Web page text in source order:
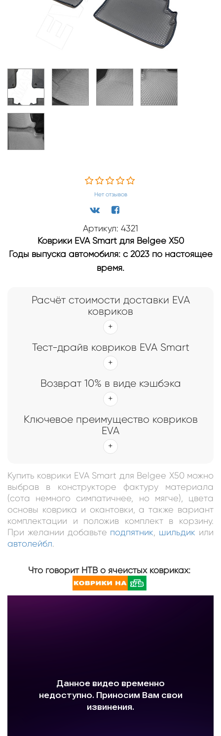
Нет отзывов
Артикул: 4321
Коврики EVA Smart для Belgee X50
Годы выпуска автомобиля: с 2023 по настоящее
время.
Расчёт стоимости доставки EVA
ковриков
Тест-драйв ковриков EVA Smart
Возврат 10% в виде кэшбэка
Ключевое преимущество ковриков
EVA
Купить коврики EVA Smart для Belgee X50 можно
выбрав в конструкторе фактуру материала
(сота немного симпатичнее, но мягче), цвета
основы коврика и окантовки, а также вариант
комплектации и положив комплект в корзину.
При желании добавьте подпятник шильдик или
автолейбл.
Что говорит НТВ о ячеистых ковриках: